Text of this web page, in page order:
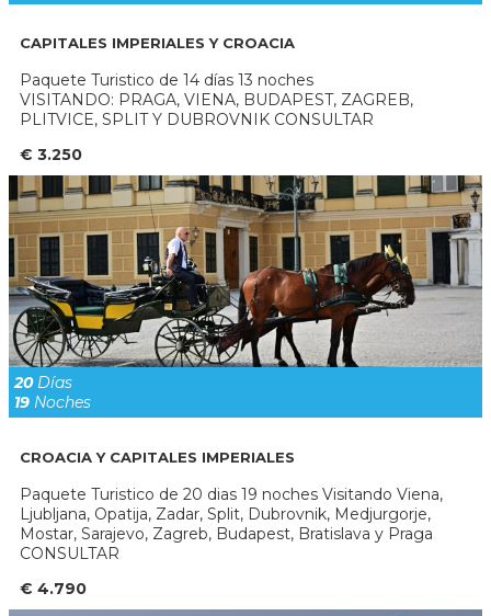
CAPITALES IMPERIALES Y CROACIA
Paquete Turistico de 14 días 13 noches
VISITANDO: PRAGA, VIENA, BUDAPEST, ZAGREB,
PLITVICE, SPLIT Y DUBROVNIK CONSULTAR
€ 3.250
20Días
19 Noches
CROACIA Y CAPITALES IMPERIALES
Paquete Turistico de 20 dias 19 noches Visitando Viena,
Ljubljana, Opatija, Zadar, Split, Dubrovnik, Medjurgorje,
Mostar, Sarajevo, Zagreb, Budapest, Bratislava y Praga
CONSULTAR
€ 4.790